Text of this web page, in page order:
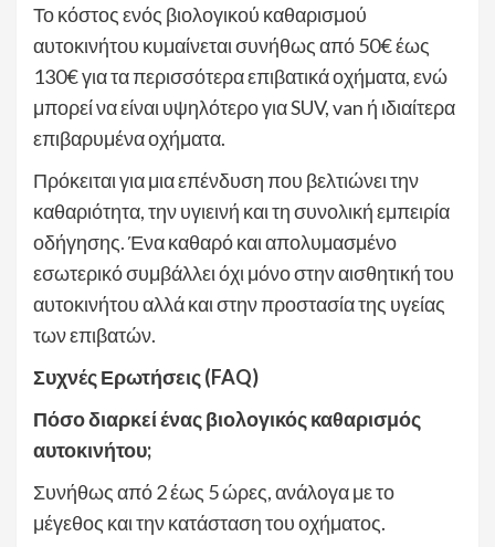
Το κόστος ενός βιολογικού καθαρισμού
αυτοκινήτου κυμαίνεται συνήθως από 50€ έως
130€ για τα περισσότερα επιβατικά οχήματα, ενώ
μπορεί να είναι υψηλότερο για SUV, van ή ιδιαίτερα
επιβαρυμένα οχήματα.
Πρόκειται για μια επένδυση που βελτιώνει την
καθαριότητα, την υγιεινή και τη συνολική εμπειρία
οδήγησης. Ένα καθαρό και απολυμασμένο
εσωτερικό συμβάλλει όχι μόνο στην αισθητική του
αυτοκινήτου αλλά και στην προστασία της υγείας
των επιβατών.
Συχνές Ερωτήσεις (FAQ)
Πόσο διαρκεί ένας βιολογικός καθαρισμός
αυτοκινήτου;
Συνήθως από 2 έως 5 ώρες, ανάλογα με το
μέγεθος και την κατάσταση του οχήματος.